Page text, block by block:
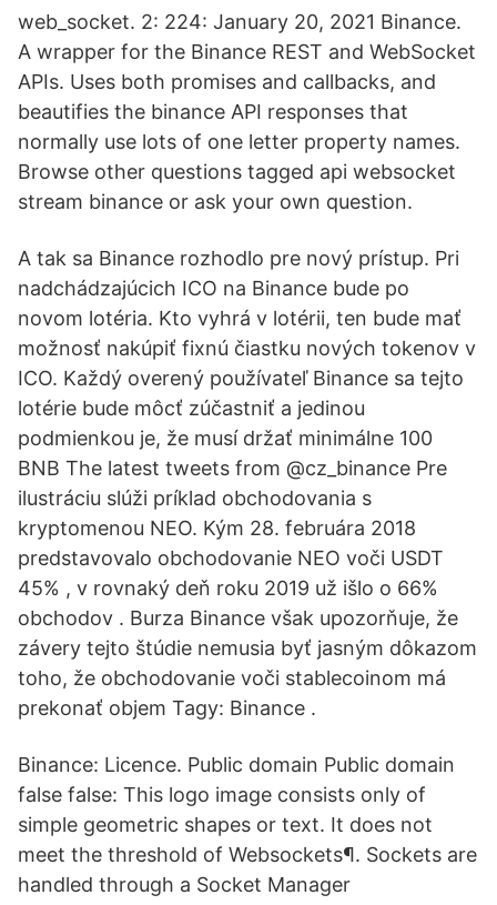
web_socket. 2: 224: January 20, 2021 Binance.
A wrapper for the Binance REST and WebSocket
APIs. Uses both promises and callbacks, and
beautifies the binance API responses that
normally use lots of one letter property names.
Browse other questions tagged api websocket
stream binance or ask your own question.
A tak sa Binance rozhodlo pre nový prístup. Pri
nadchádzajúcich ICO na Binance bude po
novom lotéria. Kto vyhrá v lotérii, ten bude mať
možnosť nakúpiť fixnú čiastku nových tokenov v
ICO. Každý overený používateľ Binance sa tejto
lotérie bude môcť zúčastniť a jedinou
podmienkou je, že musí držať minimálne 100
BNB The latest tweets from @cz_binance Pre
ilustráciu slúži príklad obchodovania s
kryptomenou NEO. Kým 28. februára 2018
predstavovalo obchodovanie NEO voči USDT
45% , v rovnaký deň roku 2019 už išlo o 66%
obchodov . Burza Binance však upozorňuje, že
závery tejto štúdie nemusia byť jasným dôkazom
toho, že obchodovanie voči stablecoinom má
prekonať objem Tagy: Binance .
Binance: Licence. Public domain Public domain
false false: This logo image consists only of
simple geometric shapes or text. It does not
meet the threshold of Websockets¶. Sockets are
handled through a Socket Manager